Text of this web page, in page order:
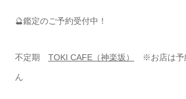
🔮鑑定のご予約受付中！
不定期 TOKI CAFE（神楽坂） ※お店は予
ん